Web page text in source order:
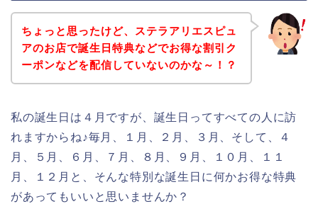
ちょっと思ったけど、ステラアリエスピュ
アのお店で誕生日特典などでお得な割引ク
ーポンなどを配信していないのかな～！？
私の誕生日は４月ですが、誕生日ってすべての人に訪
れますからね♪毎月、１月、２月、３月、そして、４
月、５月、６月、７月、８月、９月、１０月、１１
月、１２月と、そんな特別な誕生日に何かお得な特典
があってもいいと思いませんか？